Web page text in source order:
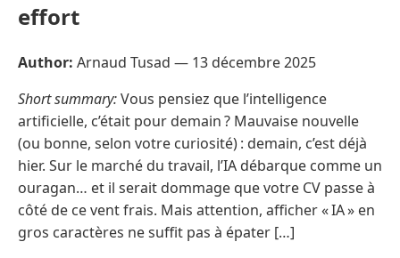
effort
Author: Arnaud Tusad — 13 décembre 2025
Short summary:Vous pensiez que l’intelligence
artificielle, c’était pour demain ? Mauvaise nouvelle
(ou bonne, selon votre curiosité) : demain, c’est déjà
hier. Sur le marché du travail, l’IA débarque comme un
ouragan… et il serait dommage que votre CV passe à
côté de ce vent frais. Mais attention, afficher « IA » en
gros caractères ne suffit pas à épater […]